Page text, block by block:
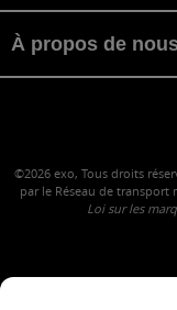
À propos de
©2026 exo, Tous droits
par le Réseau de transport
Loi sur les